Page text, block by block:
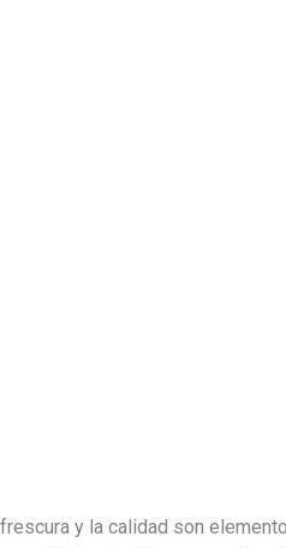
y la calidad son